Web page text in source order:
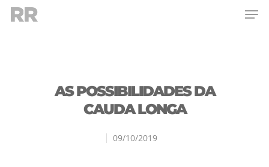
AS POSSIBILIDADES DA
CAUDA LONGA
09/10/2019